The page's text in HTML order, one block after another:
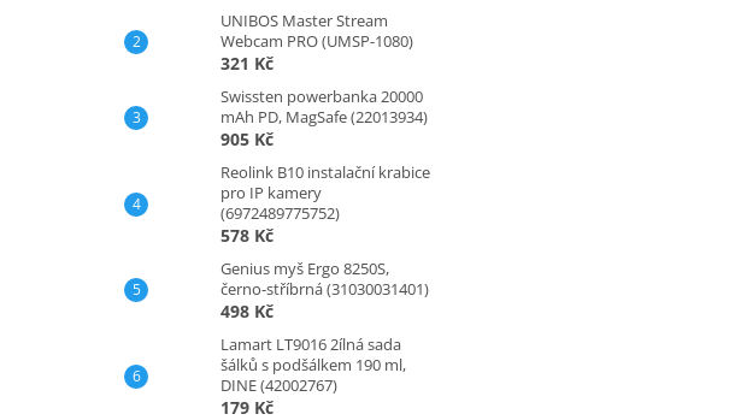
UNIBOS Master Stream
Webcam PRO (UMSP-1080)
321 Kč
Swissten powerbanka 20000
mAh PD, MagSafe (22013934)
905 Kč
Reolink B10 instalační krabice
pro IP kamery
(6972489775752)
578 Kč
Genius myš Ergo 8250S,
černo-stříbrná (31030031401)
498 Kč
Lamart LT9016 2ílná sada
šálků s podšálkem 190 ml,
DINE (42002767)
179 Kč